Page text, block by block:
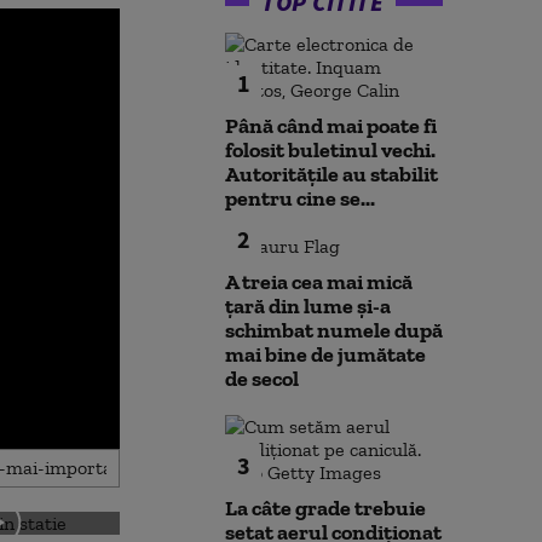
1
Până când mai poate fi
folosit buletinul vechi.
Autoritățile au stabilit
pentru cine se...
2
A treia cea mai mică
țară din lume și-a
schimbat numele după
mai bine de jumătate
de secol
3
La câte grade trebuie
setat aerul condiționat